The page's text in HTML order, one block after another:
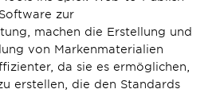
zur
machen die Erstellung und
von Markenmaterialien
da sie es ermöglichen,
erstellen, die den Standards